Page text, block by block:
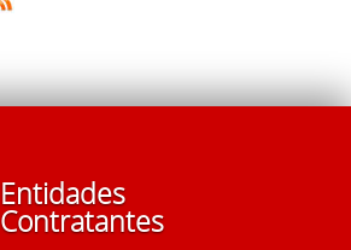
Entidades
Contratantes